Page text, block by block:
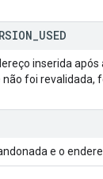
USED
inserida
foi revalidada,
e o